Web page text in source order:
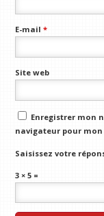
E-mail*
Site web
Enregistrer mon
navigateur pour
Saisissez votre
3 × 5 =